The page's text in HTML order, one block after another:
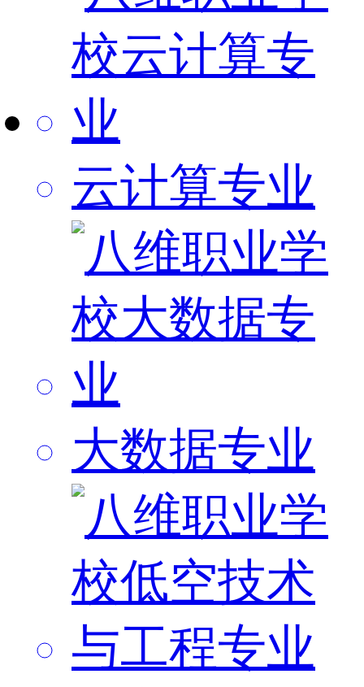
云计算专业
大数据专业